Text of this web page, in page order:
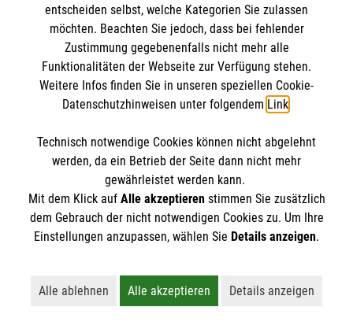
anvertrauten Menschen erlebbar machen. Der
heranwachsende Mensch wird ganzheitlich
gefördert und gefordert. Durch vielfältige und
zielgruppenorientierte Angebote wird die
Werteentwicklung des jungen Menschen geprägt:
Toleranz, Achtung und Respekt werden nicht nur
gelehrt, sondern gelebt.
Als christlicher Jugendverband achtet die Malteser
Jugend jeden Menschen, unabhängig seiner
Nationalität und Religion, selbstverständlich haben
Platz in den Gruppen der Malteser Jugend.
Christian Domagala
Diözesanjugendreferent Dresden-
Meißen
Tel.0351 43 555 35
Hier reinhören:
Unser Podcast zum Schulsanitätsdienst und
der Malteser Jugend!
Weitere Informationen zur Malteser Jugend
entscheiden selbst, welche Kategorien Sie zulassen
möchten. Beachten Sie jedoch, dass bei fehlender
Zustimmung gegebenenfalls nicht mehr alle
Funktionalitäten der Webseite zur Verfügung stehen.
Weitere Infos finden Sie in unseren speziellen Cookie-
Datenschutzhinweisen unter folgendem Link.
Technisch notwendige Cookies können nicht abgelehnt
werden, da ein Betrieb der Seite dann nicht mehr
gewährleistet werden kann.
Mit dem Klick auf Alle akzeptierenstimmen Sie zusätzlich
dem Gebrauch der nicht notwendigen Cookies zu. Um Ihre
Einstellungen anzupassen, wählen Sie Details anzeigen.
Alle ablehnen
Lehnt alle nicht-essentiellen Cookies ab
Alle akzeptieren
Akzeptiert alle Cookies
Details anzeigen